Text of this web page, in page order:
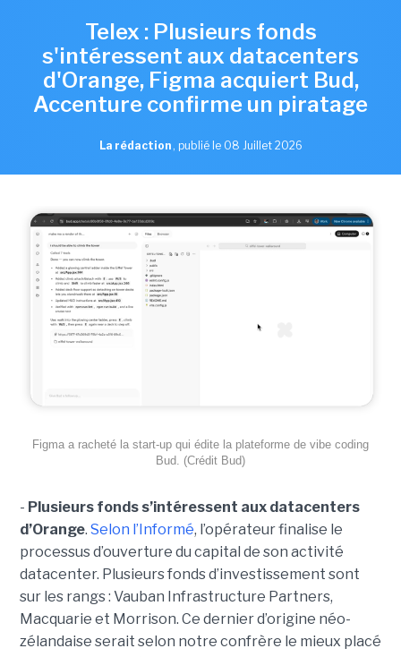
Telex : Plusieurs fonds
s'intéressent aux datacenters
d'Orange, Figma acquiert Bud,
Accenture confirme un piratage
La rédaction , publié le 08 Juillet 2026
Figma a racheté la start-up qui édite la plateforme de vibe coding
Bud. (Crédit Bud)
- Plusieurs fonds s’intéressent aux datacenters
d’Orange. Selon l’Informé, l’opérateur finalise le
processus d’ouverture du capital de son activité
datacenter. Plusieurs fonds d’investissement sont
sur les rangs : Vauban Infrastructure Partners,
Macquarie et Morrison. Ce dernier d’origine néo-
zélandaise serait selon notre confrère le mieux placé